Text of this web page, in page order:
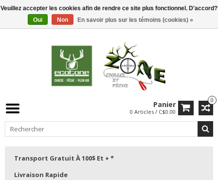
0
Panier
0 Articles / C$0.00
Transport Gratuit À 100$ Et + *
Livraison Rapide
Veuillez accepter les cookies afin de rendre ce site plus fonctionnel. D'accord?
Oui
Non En savoir plus sur les témoins (cookies) »